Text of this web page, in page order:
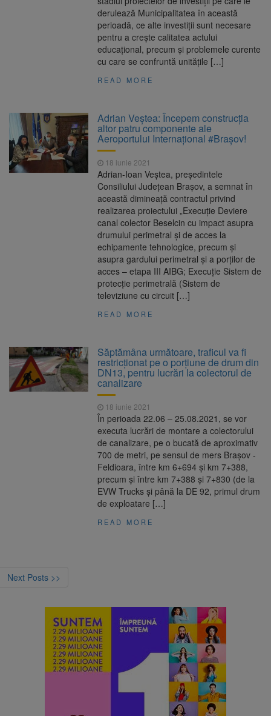
derulează Municipalitatea în această
perioadă, ce alte investiții sunt necesare
pentru a crește calitatea actului
educațional, precum și problemele curente
cu care se confruntă unitățile […]
READ MORE
Adrian Veştea: Începem construcția
altor patru componente ale
Aeroportului Internațional #Brașov!
18 iunie 2021
Adrian-Ioan Veştea, preşedintele
Consiliului Judeţean Braşov, a semnat în
această dimineaţă contractul privind
realizarea proiectului „Execuție Deviere
canal colector Beselcin cu impact asupra
drumului perimetral și de acces la
echipamente tehnologice, precum și
asupra gardului perimetral și a porților de
acces – etapa III AIBG; Execuție Sistem de
protecție perimetrală (Sistem de
televiziune cu circuit […]
READ MORE
Săptămâna următoare, traficul va fi
restricționat pe o porțiune de drum din
DN13, pentru lucrări la colectorul de
canalizare
18 iunie 2021
În perioada 22.06 – 25.08.2021, se vor
executa lucrări de montare a colectorului
de canalizare, pe o bucată de aproximativ
700 de metri, pe sensul de mers Brașov -
Feldioara, între km 6+694 și km 7+388,
precum și între km 7+388 și 7+830 (de la
EVW Trucks și până la DE 92, primul drum
de exploatare […]
READ MORE
Next Posts >>